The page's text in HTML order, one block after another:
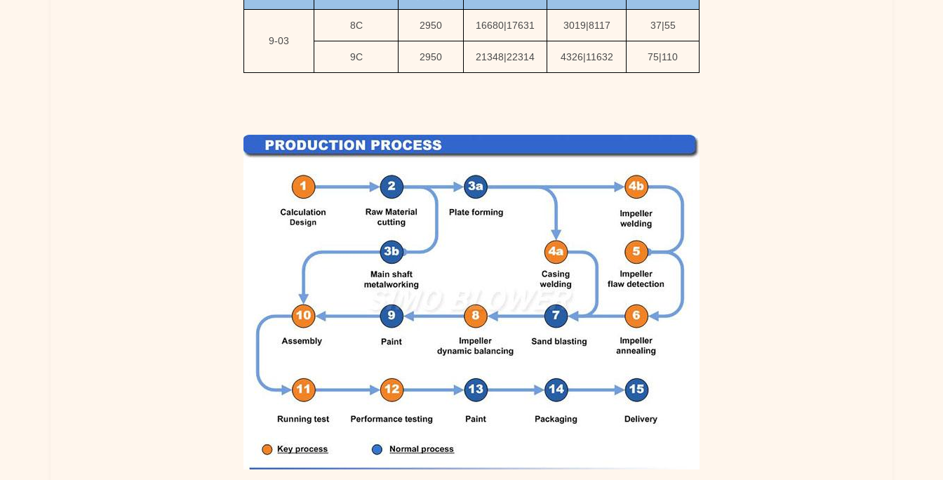
9-03
8C 2950 16680|17631 3019|8117 37|55
9C 2950 21348|22314 4326|11632 75|110